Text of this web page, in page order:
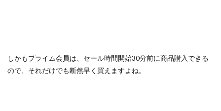
しかもプライム会員は、セール時間開始30分前に商品購入できる
ので、それだけでも断然早く買えますよね。